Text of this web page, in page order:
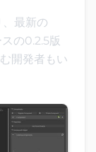
最新の
の0.2.5版
開発者もい